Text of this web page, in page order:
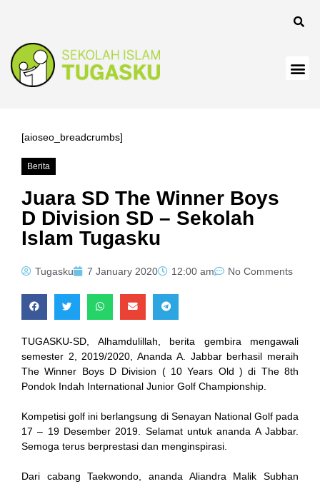
[aioseo_breadcrumbs]
Berita
Juara SD The Winner Boys
D Division SD – Sekolah
Islam Tugasku
Tugasku 7 January 2020 12:00 am No Comments
TUGASKU-SD, Alhamdulillah, berita gembira mengawali
semester 2, 2019/2020, Ananda A. Jabbar berhasil meraih
The Winner Boys D Division ( 10 Years Old ) di The 8th
Pondok Indah International Junior Golf Championship.
Kompetisi golf ini berlangsung di Senayan National Golf pada
17 – 19 Desember 2019. Selamat untuk ananda A Jabbar.
Semoga terus berprestasi dan menginspirasi.
Dari cabang Taekwondo, ananda Aliandra Malik Subhan